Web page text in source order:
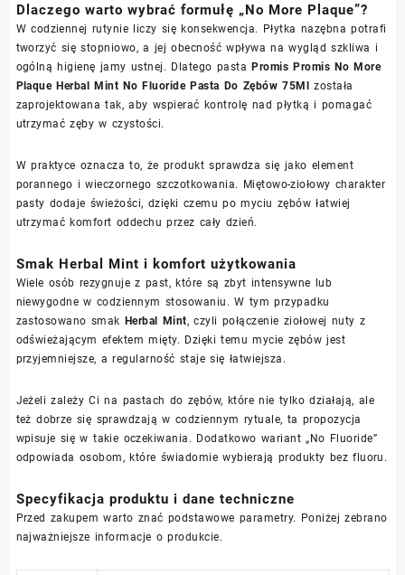
Dlaczego warto wybrać formułę „No More Plaque”?
W codziennej rutynie liczy się konsekwencja. Płytka nazębna potrafi
tworzyć się stopniowo, a jej obecność wpływa na wygląd szkliwa i
ogólną higienę jamy ustnej. Dlatego pastaPromis Promis No More
Plaque Herbal Mint No Fluoride Pasta Do Zębów 75Ml została
zaprojektowana tak, aby wspierać kontrolę nad płytką i pomagać
utrzymać zęby w czystości.
W praktyce oznacza to, że produkt sprawdza się jako element
porannego i wieczornego szczotkowania. Miętowo-ziołowy charakter
pasty dodaje świeżości, dzięki czemu po myciu zębów łatwiej
utrzymać komfort oddechu przez cały dzień.
Smak Herbal Mint i komfort użytkowania
Wiele osób rezygnuje z past, które są zbyt intensywne lub
niewygodne w codziennym stosowaniu. W tym przypadku
zastosowano smak Herbal Mint, czyli połączenie ziołowej nuty z
odświeżającym efektem mięty. Dzięki temu mycie zębów jest
przyjemniejsze, a regularność staje się łatwiejsza.
Jeżeli zależy Ci na pastach do zębów, które nie tylko działają, ale
też dobrze się sprawdzają w codziennym rytuale, ta propozycja
wpisuje się w takie oczekiwania. Dodatkowo wariant „No Fluoride”
odpowiada osobom, które świadomie wybierają produkty bez fluoru.
Specyfikacja produktu i dane techniczne
Przed zakupem warto znać podstawowe parametry. Poniżej zebrano
najważniejsze informacje o produkcie.